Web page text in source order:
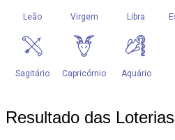
Resultado das Loterias